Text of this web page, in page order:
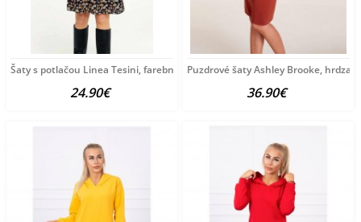
Šaty s potlačou Linea Tesini, farebné
24.90€
Puzdrové šaty Ashley Brooke,
36.90€